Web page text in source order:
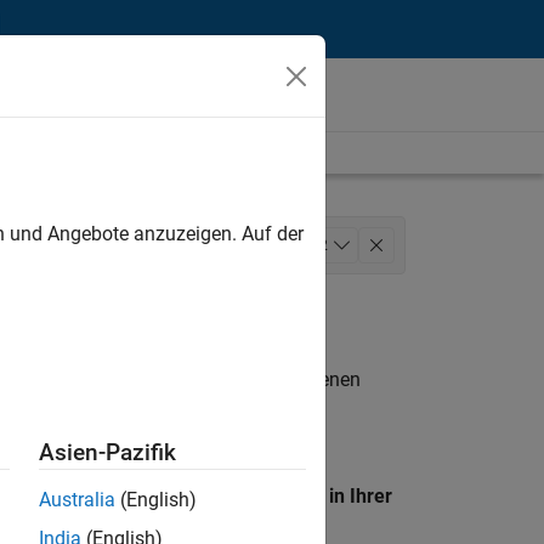
Communications 2
. Wenn Sie noch immer keine offenen
unseres
Standort, um alle Stellenangebote in Ihrer
Angebote anzuzeigen. Auf der
Asien-Pazifik
Australia (English)
India (English)